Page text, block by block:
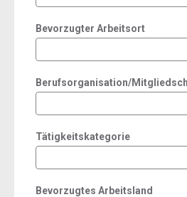
Bevorzugter Arbeitsort
Berufsorganisation/
Tätigkeitskategorie
Bevorzugtes Arbeitsland